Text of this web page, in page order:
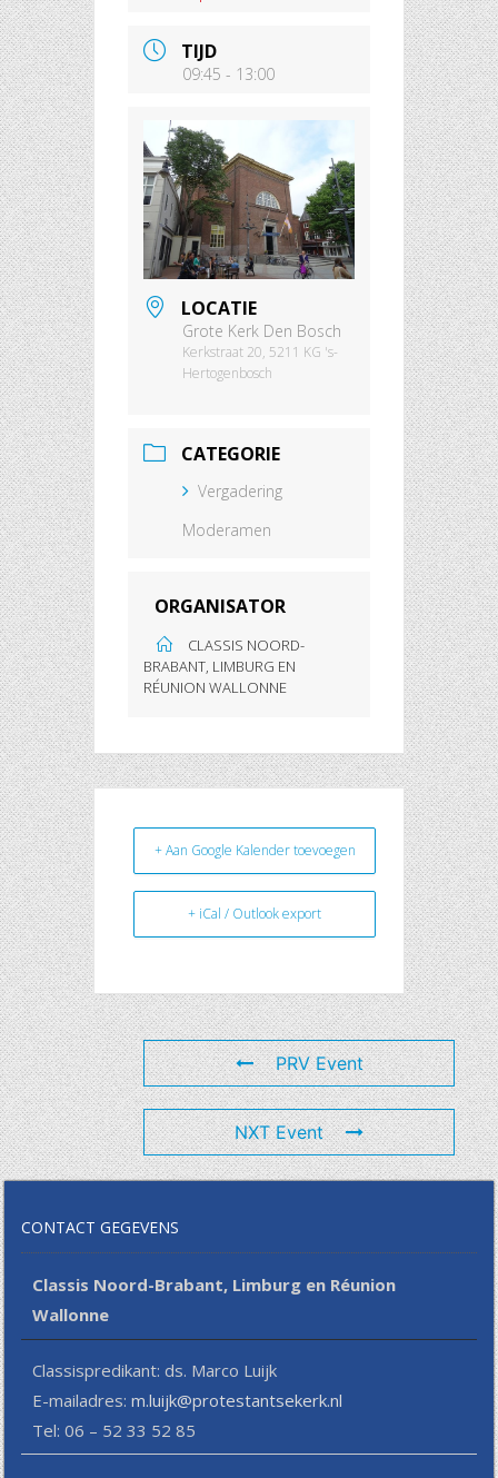
TIJD
09:45 - 13:00
LOCATIE
Grote Kerk Den Bosch
Kerkstraat 20, 5211 KG 's-
Hertogenbosch
CATEGORIE
Vergadering
Moderamen
ORGANISATOR
CLASSIS NOORD-
BRABANT, LIMBURG EN
RÉUNION WALLONNE
+ Aan Google Kalender toevoegen
+ iCal / Outlook export
PRV Event
NXT Event
CONTACT GEGEVENS
Classis Noord-Brabant, Limburg en Réunion
Wallonne
Classispredikant: ds. Marco Luijk
E-mailadres:m.luijk@protestantsekerk.nl
Tel: 06 – 52 33 52 85